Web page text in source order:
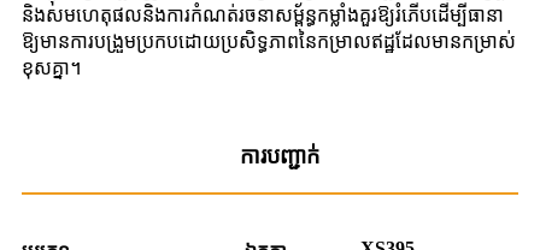
និងសមហេតុផលនិងការកំណត់រចនាសម្ព័ន្ធកម្លាំងគួរឱ្យរំភើបដើម្បីធានា
ឱ្យមានការបង្រួមប្រកបដោយប្រសិទ្ធភាពនៃកម្រាលឥដ្ឋដែលមានកម្រាស់
ខុសគ្នា។
ការបញ្ជាក់